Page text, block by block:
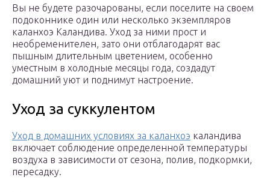
Вы не будете разочарованы, если поселите на своем
подоконнике один или несколько экземпляров
каланхоэ Каландива. Уход за ними прост и
необременителен, зато они отблагодарят вас
пышным длительным цветением, особенно
уместным в холодные месяцы года, создадут
домашний уют и поднимут настроение.
Уход за суккулентом
Уход в домашних условиях за каланхоэ каландива
включает соблюдение определенной температуры
воздуха в зависимости от сезона, полив, подкормки,
пересадку.